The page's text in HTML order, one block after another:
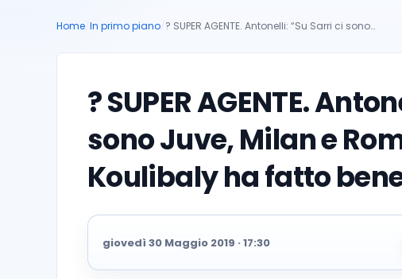
Home In primo piano ? SUPER AGENTE. Antonelli: “Su Sarri ci sono…
? SUPER AGENTE.
sono Juve, Milan e
Koulibaly ha fatto
giovedì 30 Maggio 2019 · 17:30